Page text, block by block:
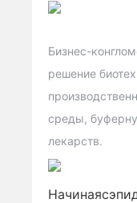
Бизнес-
решение
среды,
лекарств.